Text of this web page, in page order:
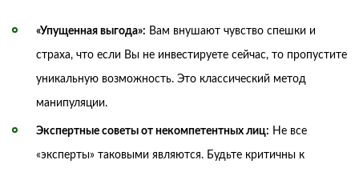
«Упущенная выгода»: Вам внушают чувство спешки и
страха, что если Вы не инвестируете сейчас, то пропустите
уникальную возможность. Это классический метод
манипуляции.
Экспертные советы от некомпетентных лиц: Не все
«эксперты» таковыми являются. Будьте критичны к